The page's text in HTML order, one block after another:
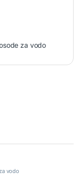
za vodo
vodo